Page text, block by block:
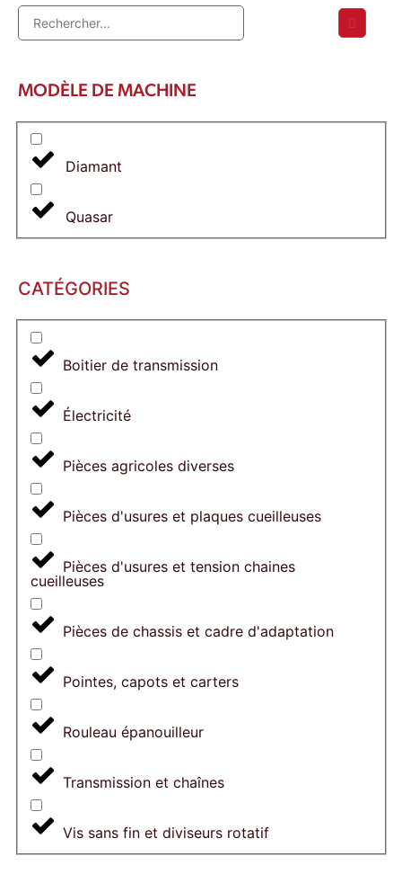
MODÈLE DE MACHINE
Diamant
Quasar
CATÉGORIES
Boitier de transmission
Électricité
Pièces agricoles diverses
Pièces d'usures et plaques cueilleuses
Pièces d'usures et tension chaines
cueilleuses
Pièces de chassis et cadre d'adaptation
Pointes, capots et carters
Rouleau épanouilleur
Transmission et chaînes
Vis sans fin et diviseurs rotatif